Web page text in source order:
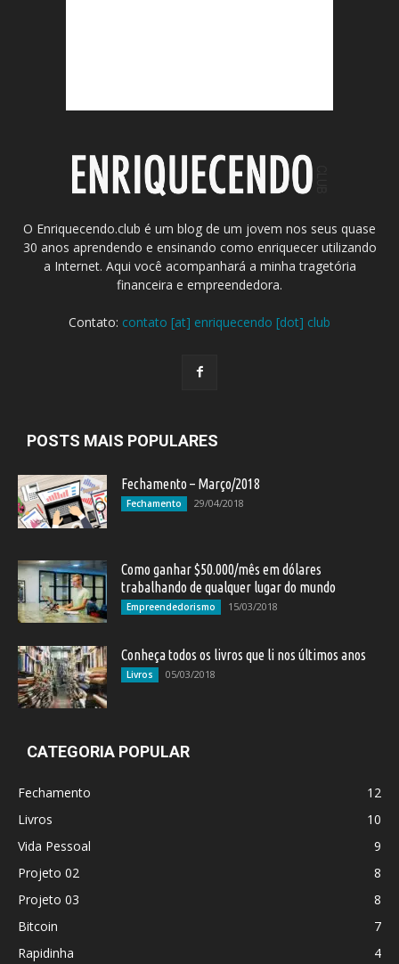
O Enriquecendo.club é um blog de um jovem nos seus quase
30 anos aprendendo e ensinando como enriquecer utilizando
a Internet. Aqui você acompanhará a minha tragetória
financeira e empreendedora.
Contato: contato [at] enriquecendo [dot] club
POSTS MAIS POPULARES
Fechamento – Março/2018
Fechamento 29/04/2018
Como ganhar $50.000/mês em dólares
trabalhando de qualquer lugar do mundo
Empreendedorismo 15/03/2018
Conheça todos os livros que li nos últimos anos
Livros 05/03/2018
CATEGORIA POPULAR
Fechamento
12
Livros
10
Vida Pessoal
9
Projeto 02
8
Projeto 03
8
Bitcoin
7
Rapidinha
4